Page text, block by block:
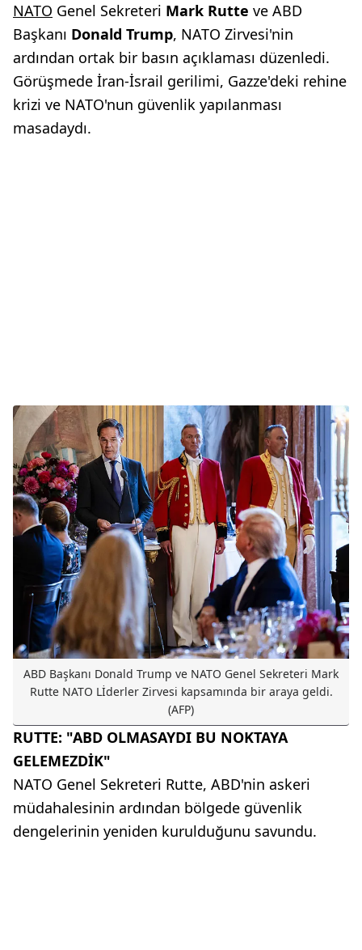
NATO Genel Sekreteri Mark Rutte ve ABD
Başkanı Donald Trump, NATO Zirvesi'nin
ardından ortak bir basın açıklaması düzenledi.
Görüşmede İran-İsrail gerilimi, Gazze'deki rehine
krizi ve NATO'nun güvenlik yapılanması
masadaydı.
ABD Başkanı Donald Trump ve NATO Genel Sekreteri Mark
Rutte NATO Lİderler Zirvesi kapsamında bir araya geldi.
(AFP)
RUTTE: "ABD OLMASAYDI BU NOKTAYA
GELEMEZDİK"
NATO Genel Sekreteri Rutte, ABD'nin askeri
müdahalesinin ardından bölgede güvenlik
dengelerinin yeniden kurulduğunu savundu.